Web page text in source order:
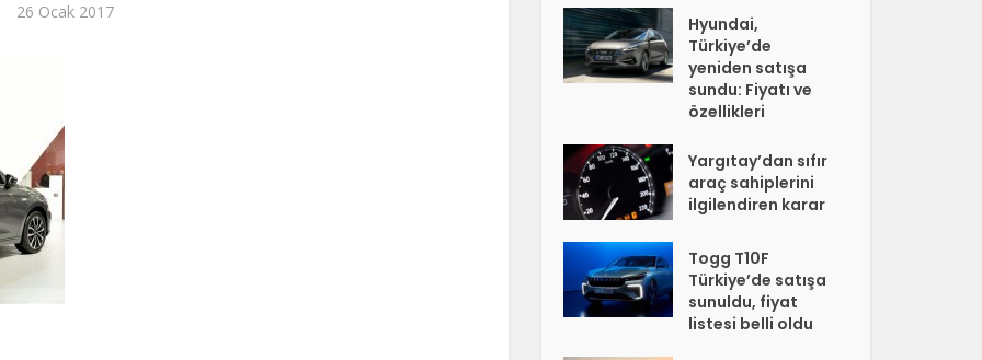
26 Ocak 2017
Hyundai,
Türkiye’de
yeniden satışa
sundu: Fiyatı ve
özellikleri
Yargıtay’dan sıfır
araç sahiplerini
ilgilendiren karar
Togg T10F
Türkiye’de satışa
sunuldu, fiyat
listesi belli oldu